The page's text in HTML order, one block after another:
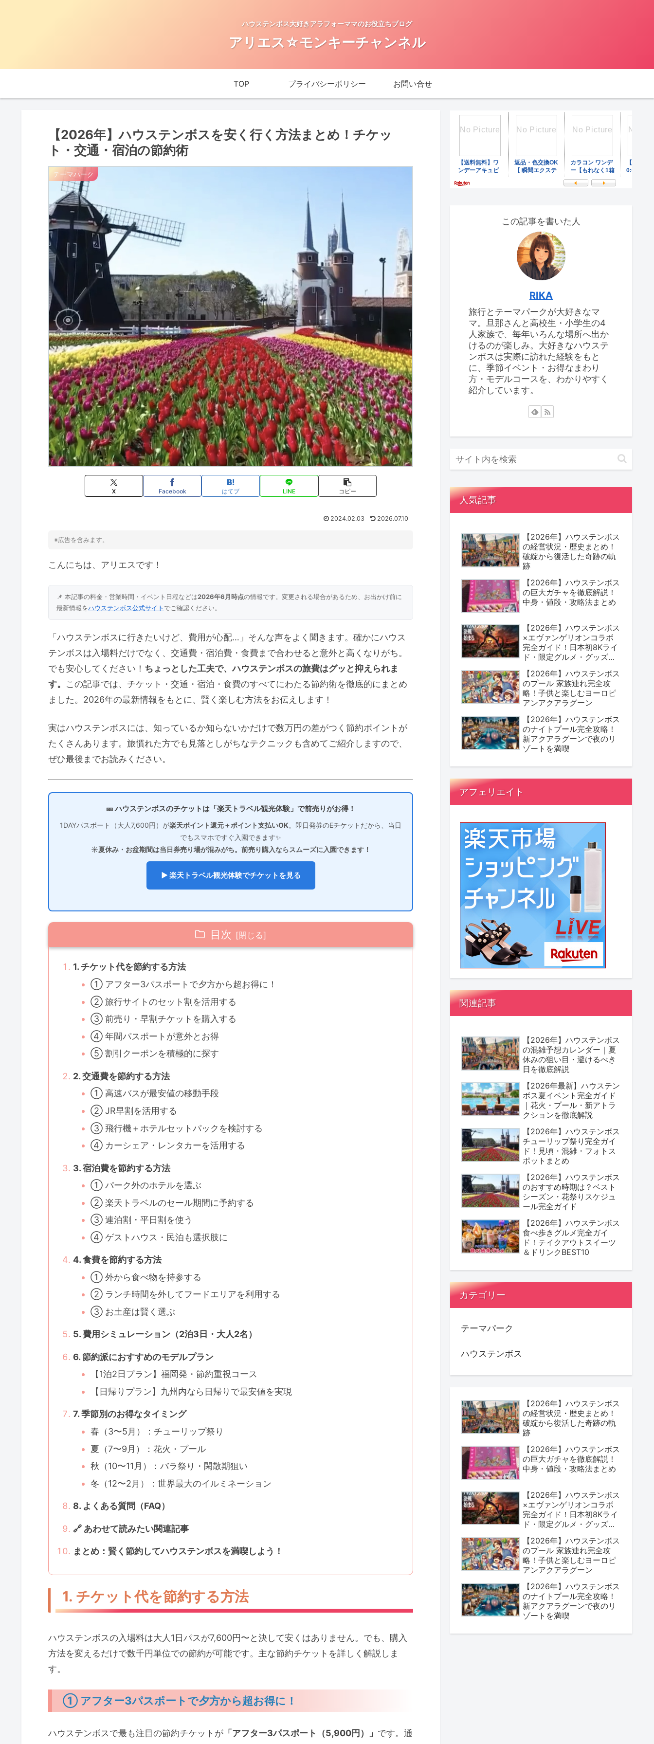
ハウステンボス大好きアラフォーママのお役立ちブログ
アリエス☆モンキーチャンネル
TOP プライバシーポリシー お問い合せ
【2026年】ハウステンボスを安く行く方法まとめ！チケッ
ト・交通・宿泊の節約術
テーマパーク
X Facebook はてブ LINE コピー
2024.02.03 2026.07.10
※広告を含みます。
こんにちは、アリエスです！
📌 本記事の料金・営業時間・イベント日程などは2026年6月時点の情報です。変更される場合があるため、お出かけ前に
最新情報をハウステンボス公式サイト でご確認ください。
「ハウステンボスに行きたいけど、費用が心配…」そんな声をよく聞きます。確かにハウス
テンボスは入場料だけでなく、交通費・宿泊費・食費まで合わせると意外と高くなりがち。
でも安心してください！ ちょっとした工夫で、ハウステンボスの旅費はグッと抑えられま
す。 この記事では、チケット・交通・宿泊・食費のすべてにわたる節約術を徹底的にまとめ
ました。2026年の最新情報をもとに、賢く楽しむ方法をお伝えします！
実はハウステンボスには、知っているか知らないかだけで数万円の差がつく節約ポイントが
たくさんあります。旅慣れた方でも見落としがちなテクニックも含めてご紹介しますので、
ぜひ最後までお読みください。
🎫 ハウステンボスのチケットは「楽天トラベル観光体験」で前売りがお得！
1DAYパスポート（大人7,600円）が楽天ポイント還元＋ポイント支払いOK。即日発券のEチケットだから、当日
でもスマホですぐ入園できます✨
☀️夏休み・お盆期間は当日券売り場が混みがち。前売り購入ならスムーズに入園できます！
▶ 楽天トラベル観光体験でチケットを見る
目次
1. チケット代を節約する方法
① アフター3パスポートで夕方から超お得に！
② 旅行サイトのセット割を活用する
③ 前売り・早割チケットを購入する
④ 年間パスポートが意外とお得
⑤ 割引クーポンを積極的に探す
2. 交通費を節約する方法
① 高速バスが最安値の移動手段
② JR早割を活用する
③ 飛行機＋ホテルセットパックを検討する
④ カーシェア・レンタカーを活用する
3. 宿泊費を節約する方法
① パーク外のホテルを選ぶ
② 楽天トラベルのセール期間に予約する
③ 連泊割・平日割を使う
④ ゲストハウス・民泊も選択肢に
4. 食費を節約する方法
① 外から食べ物を持参する
② ランチ時間を外してフードエリアを利用する
③ お土産は賢く選ぶ
5. 費用シミュレーション（2泊3日・大人2名）
6. 節約派におすすめのモデルプラン
【1泊2日プラン】福岡発・節約重視コース
【日帰りプラン】九州内なら日帰りで最安値を実現
7. 季節別のお得なタイミング
春（3〜5月）：チューリップ祭り
夏（7〜9月）：花火・プール
秋（10〜11月）：バラ祭り・閑散期狙い
冬（12〜2月）：世界最大のイルミネーション
8. よくある質問（FAQ）
🔗 あわせて読みたい関連記事
まとめ：賢く節約してハウステンボスを満喫しよう！
1. チケット代を節約する方法
ハウステンボスの入場料は大人1日パスが7,600円〜と決して安くはありません。でも、購入
方法を変えるだけで数千円単位での節約が可能です。主な節約チケットを詳しく解説しま
す。
① アフター3パスポートで夕方から超お得に！
ハウステンボスで最も注目の節約チケットが 「アフター3パスポート（5,900円）」 です。通
この記事を書いた人
RIKA
旅行とテーマパークが大好きなマ
マ。旦那さんと高校生・小学生の4
人家族で、毎年いろんな場所へ出か
けるのが楽しみ。大好きなハウステ
ンボスは実際に訪れた経験をもと
に、季節イベント・お得なまわり
方・モデルコースを、わかりやすく
紹介しています。
人気記事
【2026年】ハウステンボス
の経営状況・歴史まとめ！
破綻から復活した奇跡の軌
跡
【2026年】ハウステンボス
の巨大ガチャを徹底解説！
中身・値段・攻略法まとめ
【2026年】ハウステンボス
×エヴァンゲリオンコラボ
完全ガイド！日本初8Kライ
ド・限定グルメ・グッズま
【2026年】ハウステンボス
のプール 家族連れ完全攻
略！子供と楽しむヨーロピ
アンアクアラグーン
【2026年】ハウステンボス
のナイトプール完全攻略！
新アクアラグーンで夜のリ
ゾートを満喫
アフェリエイト
関連記事
【2026年】ハウステンボス
の混雑予想カレンダー｜夏
休みの狙い目・避けるべき
日を徹底解説
【2026年最新】ハウステン
ボス夏イベント完全ガイド
｜花火・プール・新アトラ
クションを徹底解説
【2026年】ハウステンボス
チューリップ祭り完全ガイ
ド！見頃・混雑・フォトス
ポットまとめ
【2026年】ハウステンボス
のおすすめ時期は？ベスト
シーズン・花祭りスケジュ
ール完全ガイド
【2026年】ハウステンボス
食べ歩きグルメ完全ガイ
ド！テイクアウトスイーツ
＆ドリンクBEST10
カテゴリー
テーマパーク
ハウステンボス
【2026年】ハウステンボス
の経営状況・歴史まとめ！
破綻から復活した奇跡の軌
跡
【2026年】ハウステンボス
の巨大ガチャを徹底解説！
中身・値段・攻略法まとめ
【2026年】ハウステンボス
×エヴァンゲリオンコラボ
完全ガイド！日本初8Kライ
ド・限定グルメ・グッズま
【2026年】ハウステンボス
のプール 家族連れ完全攻
略！子供と楽しむヨーロピ
アンアクアラグーン
【2026年】ハウステンボス
のナイトプール完全攻略！
新アクアラグーンで夜のリ
ゾートを満喫